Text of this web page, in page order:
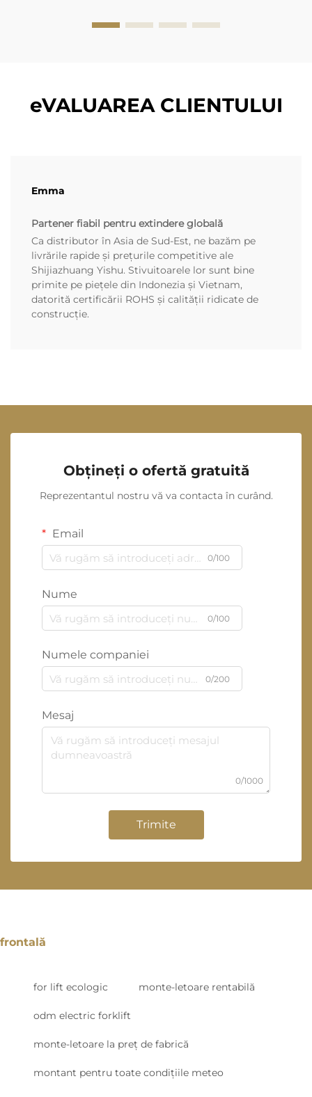
eVALUAREA CLIENTULUI
Emma
Partener fiabil pentru extindere globală
Ca distributor în Asia de Sud-Est, ne bazăm pe
livrările rapide și prețurile competitive ale
Shijiazhuang Yishu. Stivuitoarele lor sunt bine
primite pe piețele din Indonezia și Vietnam,
datorită certificării ROHS și calității ridicate de
construcție.
Obțineți o ofertă gratuită
Reprezentantul nostru vă va contacta în curând.
Email
0/100
Nume
0/100
Numele companiei
0/200
Mesaj
0/1000
Trimite
frontală
for lift ecologic monte-letoare rentabilă
odm electric forklift
monte-letoare la preț de fabrică
montant pentru toate condițiile meteo